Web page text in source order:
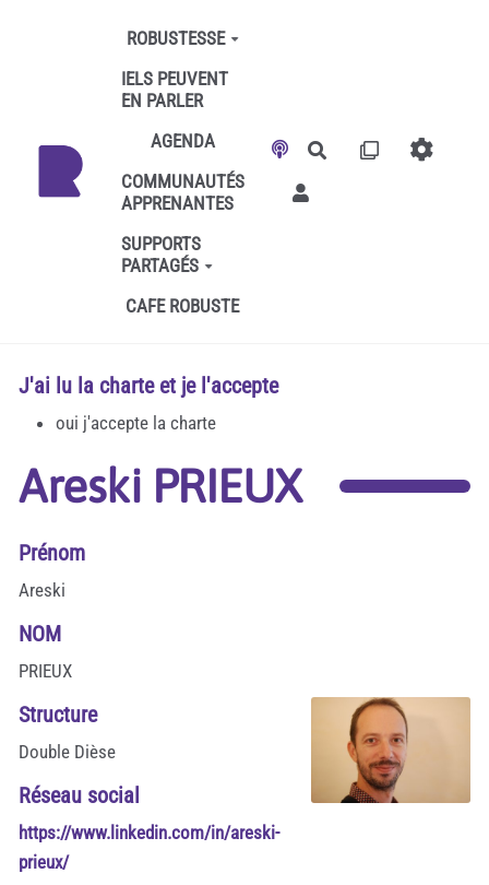
Aller au contenu principal
ROBUSTESSE
IELS PEUVENT
EN PARLER
AGENDA
COMMUNAUTÉS
APPRENANTES
SUPPORTS
PARTAGÉS
CAFE ROBUSTE
Rechercher
J'ai lu la charte et je l'accepte
oui j'accepte la charte
Areski PRIEUX
Prénom
Areski
NOM
PRIEUX
Structure
Double Dièse
Réseau social
https://www.linkedin.com/in/areski-
prieux/